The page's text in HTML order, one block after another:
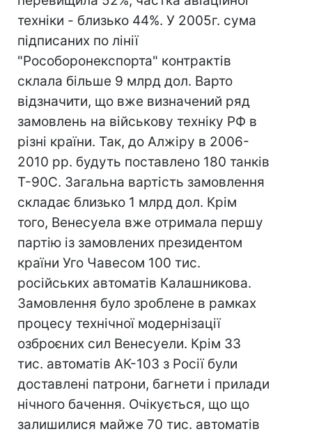
техніки - близько 44%. У 2005г. сума
підписаних по лінії
"Рособоронекспорта" контрактів
склала більше 9 млрд дол. Варто
відзначити, що вже визначений ряд
замовлень на військову техніку РФ в
різні країни. Так, до Алжіру в 2006-
2010 рр. будуть поставлено 180 танків
Т-90С. Загальна вартість замовлення
складає близько 1 млрд дол. Крім
того, Венесуела вже отримала першу
партію із замовлених президентом
країни Уго Чавесом 100 тис.
російських автоматів Калашникова.
Замовлення було зроблене в рамках
процесу технічної модернізації
озброєних сил Венесуели. Крім 33
тис. автоматів АК-103 з Росії були
доставлені патрони, багнети і прилади
нічного бачення. Очікується, що що
залишилися майже 70 тис. автоматів